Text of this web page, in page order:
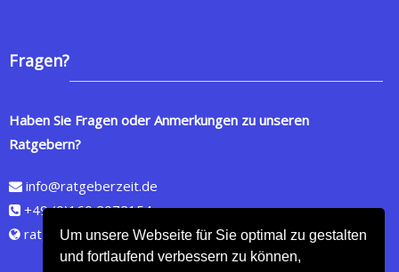
Um unsere Webseite für Sie optimal zu gestalten
und fortlaufend verbessern zu können,
Fragen?
Haben Sie Fragen oder Anmerkungen zu unseren
Ratgebern?
info@ratgeberzeit.de
+49 (0)160 2072154
ratgeberzeit.de